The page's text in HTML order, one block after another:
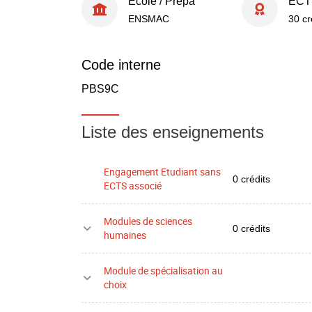
ENSMAC 30
Code interne
PBS9C
Liste des enseignements
Engagement Etudiant sans
ECTS associé
0 crédits
Modules de sciences
humaines
0 crédits
Module de spécialisation au
choix